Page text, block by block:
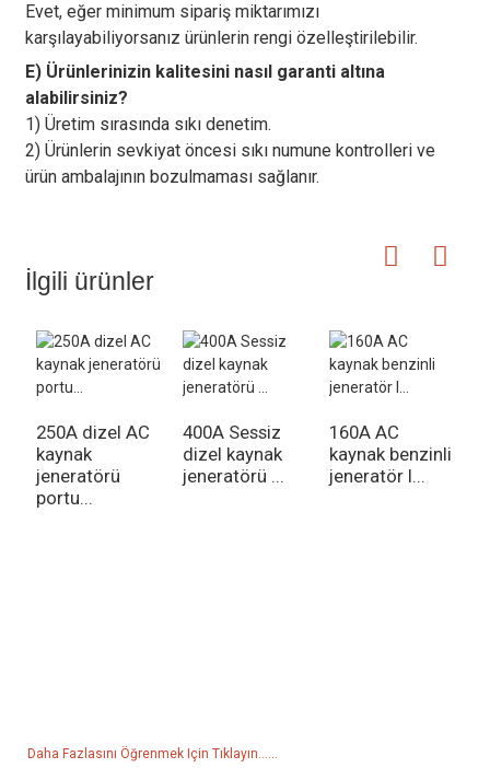
Evet, eğer minimum sipariş miktarımızı
karşılayabiliyorsanız ürünlerin rengi özelleştirilebilir.
E) Ürünlerinizin kalitesini nasıl garanti altına
alabilirsiniz?
1) Üretim sırasında sıkı denetim.
2) Ürünlerin sevkiyat öncesi sıkı numune kontrolleri ve
ürün ambalajının bozulmaması sağlanır.
İlgili ürünler
250A dizel AC
kaynak
jeneratörü
portu...
400A Sessiz
dizel kaynak
jeneratörü ...
160A AC
kaynak benzinli
jeneratör l...
Daha Fazlasını Öğrenmek Için Tıklayın......